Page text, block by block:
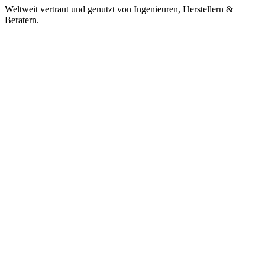
Weltweit vertraut und genutzt von Ingenieuren, Herstellern &
Beratern.